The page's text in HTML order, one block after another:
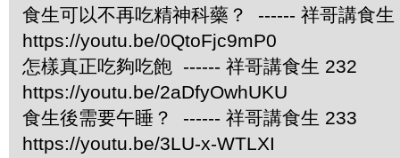
食生可以不再吃精神科藥？ ------ 祥哥講食生
https://youtu.be/0QtoFjc9mP0
怎樣真正吃夠吃飽 ------ 祥哥講食生 232
https://youtu.be/2aDfyOwhUKU
食生後需要午睡？ ------ 祥哥講食生 233
https://youtu.be/3LU-x-WTLXI